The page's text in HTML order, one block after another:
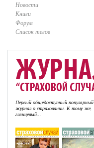
Новости
Книги
Форум
Список тегов
Первый общедоступный популярный
журнал о страховании. К тому же,
глянцевый...